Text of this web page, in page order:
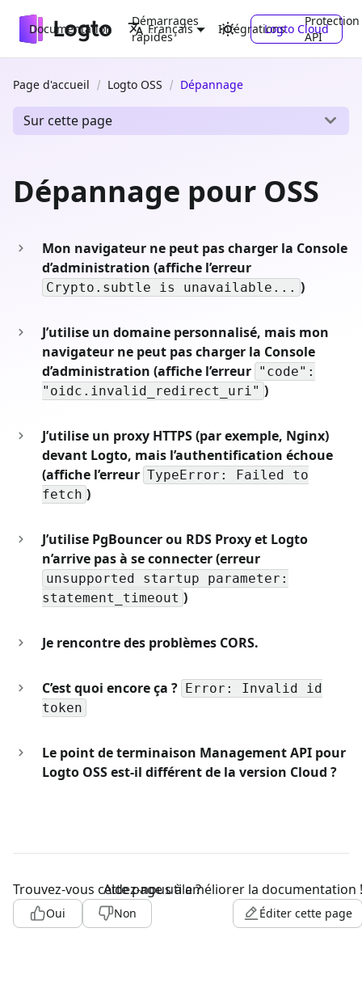
Documentation
Démarrages
rapides
Intégrations
Protection
API
Français Logto Cloud
Page d'accueil Logto OSS Dépannage
Sur cette page
Dépannage pour OSS
Mon navigateur ne peut pas charger la Console
d’administration (affiche l’erreur
Crypto.subtle is unavailable... )
J’utilise un domaine personnalisé, mais mon
navigateur ne peut pas charger la Console
d’administration (affiche l’erreur "code":
"oidc.invalid_redirect_uri" )
J’utilise un proxy HTTPS (par exemple, Nginx)
devant Logto, mais l’authentification échoue
(affiche l’erreur TypeError: Failed to
fetch )
J’utilise PgBouncer ou RDS Proxy et Logto
n’arrive pas à se connecter (erreur
unsupported startup parameter:
statement_timeout )
Je rencontre des problèmes CORS.
C’est quoi encore ça ?
Error: Invalid id
token
Le point de terminaison Management API pour
Logto OSS est-il différent de la version Cloud ?
Trouvez-vous cette page utile ?
Oui Non
Aidez-nous à améliorer la documentation !
Éditer cette page